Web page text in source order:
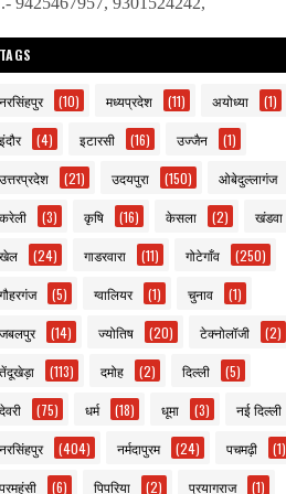
(10) मध्यप्रदेश (11) अयोध्या (1)
(4) इटारसी (16) उज्जैन (1)
(21) उदयपुरा (150) ओबेदुल्लागंज
(3) कृषि (16) केसला (2) खंडवा
(24) गाडरवारा (11) गोटेगाँव (250)
(5) ग्वालियर (1) चुनाव (1)
(14) ज्योतिष (20) टेक्नोलॉजी (2)
(113) दमोह (2) दिल्ली (5)
(75) धर्म (18) धूमा (3) नई दिल्ली
(404) नर्मदापुरम (24) पचमढ़ी (1)
(6) पिपरिया (2) प्रयागराज (1)